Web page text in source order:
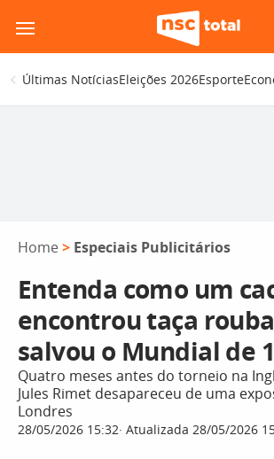
para
o
conteúdo
Últimas NotíciasEleições 2026Esporte
Home > Especiais Publicitários
Entenda como um
encontrou taça
salvou o Mundial de
Quatro meses antes do torneio na
Jules Rimet desapareceu de uma
Londres
28/05/2026 15:32 Atualizada 28/05/2026